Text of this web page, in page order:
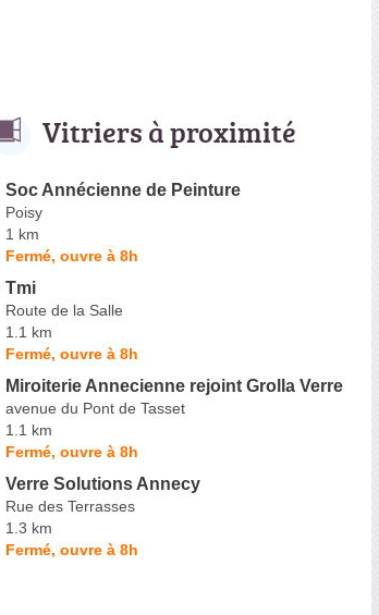
Vitriers à proximité
Soc Annécienne de Peinture
Poisy
1 km
Fermé, ouvre à 8h
Tmi
Route de la Salle
1.1 km
Fermé, ouvre à 8h
Miroiterie Annecienne rejoint Grolla Verre
avenue du Pont de Tasset
1.1 km
Fermé, ouvre à 8h
Verre Solutions Annecy
Rue des Terrasses
1.3 km
Fermé, ouvre à 8h